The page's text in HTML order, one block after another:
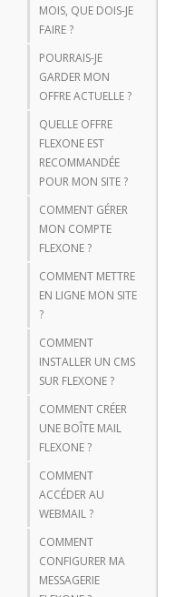
MOIS, QUE DOIS-JE
FAIRE ?
POURRAIS-JE
GARDER MON
OFFRE ACTUELLE ?
QUELLE OFFRE
FLEXONE EST
RECOMMANDÉE
POUR MON SITE ?
COMMENT GÉRER
MON COMPTE
FLEXONE ?
COMMENT METTRE
EN LIGNE MON SITE
?
COMMENT
INSTALLER UN CMS
SUR FLEXONE ?
COMMENT CRÉER
UNE BOÎTE MAIL
FLEXONE ?
COMMENT
ACCÉDER AU
WEBMAIL ?
COMMENT
CONFIGURER MA
MESSAGERIE